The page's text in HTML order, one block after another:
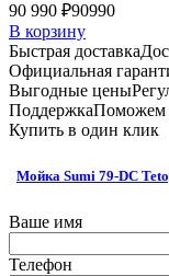
90 990 ₽90990
В корзину
Быстрая доставка
Официальная
Выгодные цены
ПоддержкаПоможем
Купить в один клик
Мойка Sumi 79-DC
Ваше имя
Телефон